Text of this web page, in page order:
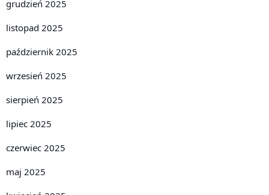
grudzień 2025
listopad 2025
październik 2025
wrzesień 2025
sierpień 2025
lipiec 2025
czerwiec 2025
maj 2025